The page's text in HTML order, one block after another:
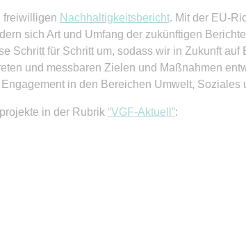
freiwilligen Nachhaltigkeitsbericht. Mit der EU-
sich Art und Umfang der zukünftigen
Schritt für Schritt um, sodass wir in Zukunft
und messbaren Zielen und Maßnahmen
in den Bereichen Umwelt, Soziales
in der Rubrik “VGF-Aktuell”: